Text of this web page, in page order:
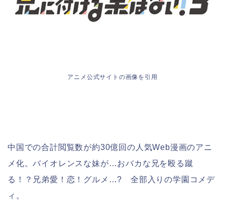
アニメ公式サイトの画像を引用
中国での合計閲覧数が約30億回の人気Web漫画のアニ
メ化。バイオレンスな妹が…おバカな兄を殴る蹴
る！？兄弟愛！恋！グルメ…? 全部入りの学園コメデ
ィ。